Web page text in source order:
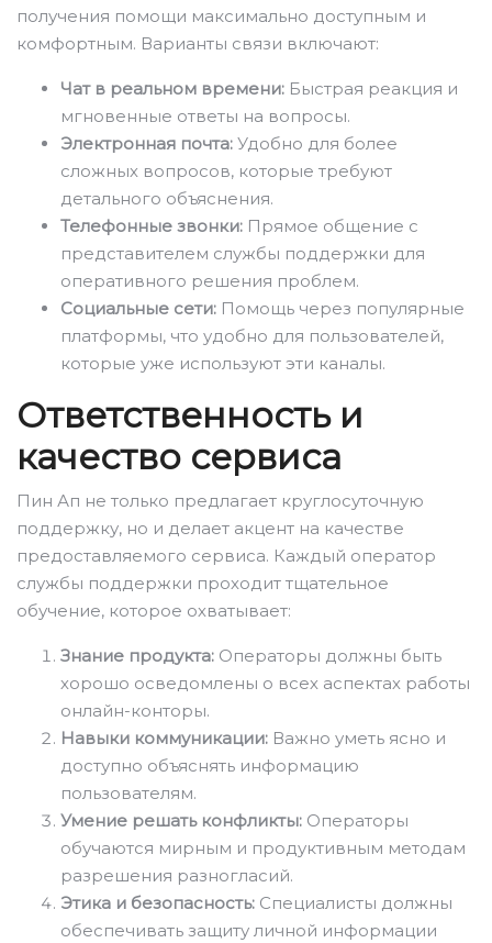
получения помощи максимально доступным и
комфортным. Варианты связи включают:
Чат в реальном времени: Быстрая реакция и
мгновенные ответы на вопросы.
Электронная почта: Удобно для более
сложных вопросов, которые требуют
детального объяснения.
Телефонные звонки: Прямое общение с
представителем службы поддержки для
оперативного решения проблем.
Социальные сети: Помощь через популярные
платформы, что удобно для пользователей,
которые уже используют эти каналы.
Ответственность и
качество сервиса
Пин Ап не только предлагает круглосуточную
поддержку, но и делает акцент на качестве
предоставляемого сервиса. Каждый оператор
службы поддержки проходит тщательное
обучение, которое охватывает:
Знание продукта: Операторы должны быть
хорошо осведомлены о всех аспектах работы
онлайн-конторы.
Навыки коммуникации: Важно уметь ясно и
доступно объяснять информацию
пользователям.
Умение решать конфликты: Операторы
обучаются мирным и продуктивным методам
разрешения разногласий.
Этика и безопасность: Специалисты должны
обеспечивать защиту личной информации